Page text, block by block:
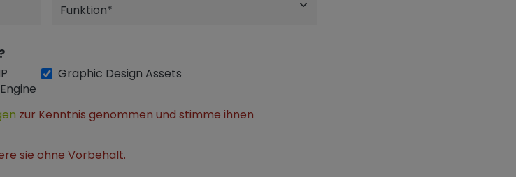
Graphic Design Assets
zur Kenntnis genommen und stimme ihnen
sie ohne Vorbehalt.